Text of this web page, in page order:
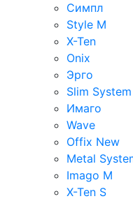
Симпл
Style M
X-Ten
Onix
Эрго
Slim System
Имаго
Wave
Offix New
Metal
Imago M
X-Ten S